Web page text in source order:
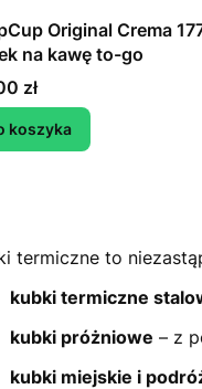
Original Crema 177ml
na kawę to-go
zł
koszyka
termiczne to
kubki termiczne
kubki próżniowe – z
kubki miejskie i